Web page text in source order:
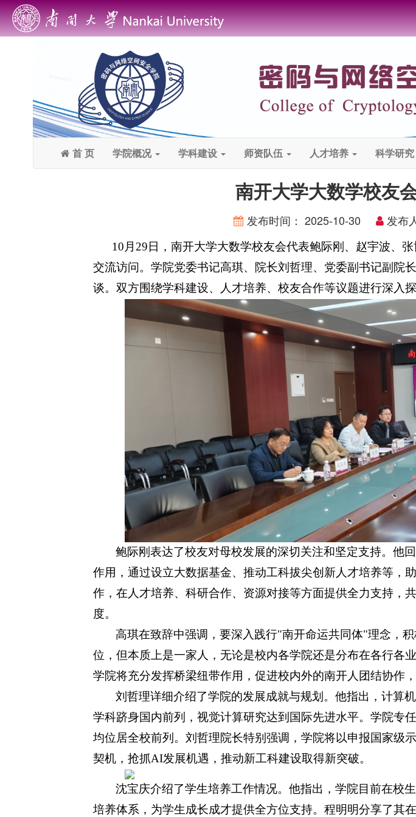
首 页 学院概况 学科建设 师资队伍 人才培养 科学研究
南开大学大数学校友
发布时间： 2025-10-30 发布
10 月29日，南开大学大数学校友会代表鲍际刚、赵宇波、
交流访问。学院党委书记高琪、院长刘哲理、党委副书记副院
谈。双方围绕学科建设、人才培养、校友合作等议题进行深入
鲍际刚表达了校友对母校发展的深切关注和坚定支持。他
作用，通过设立大数据基金、推动工科拔尖创新人才培养等，
作，在人才培养、科研合作、资源对接等方面提供全力支持，
度。
高琪在致辞中强调，要深入践行"南开命运共同体"理念，
位，但本质上是一家人，无论是校内各学院还是分布在各行各
学院将充分发挥桥梁纽带作用，促进校内外的南开人团结协作，
刘哲理详细介绍了学院的发展成就与规划。他指出，计算
学科跻身国内前列，视觉计算研究达到国际先进水平。学院专
均位居全校前列。刘哲理院长特别强调，学院将以申报国家级
契机，抢抓AI发展机遇，推动新工科建设取得新突破。
沈宝庆介绍了学生培养工作情况。他指出，学院目前在校
培养体系，为学生成长成才提供全方位支持。程明明分享了其